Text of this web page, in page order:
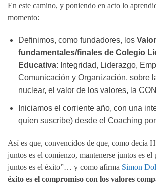
En este camino, y poniendo en acto lo
momento:
Definimos, como fundadores, los
fundamentales/finales de Colegio
Educativa: Integridad, Liderazgo,
Comunicación y Organización, sobre
nuclear, el valor de los valores, la
Iniciamos el corriente año, con una
quien suscribe) desde el Coaching
Así es que, convencidos de que, como decía
juntos es el comienzo, mantenerse juntos es el
juntos es el éxito”… y como afirma Simon
éxito es el compromiso con los valores